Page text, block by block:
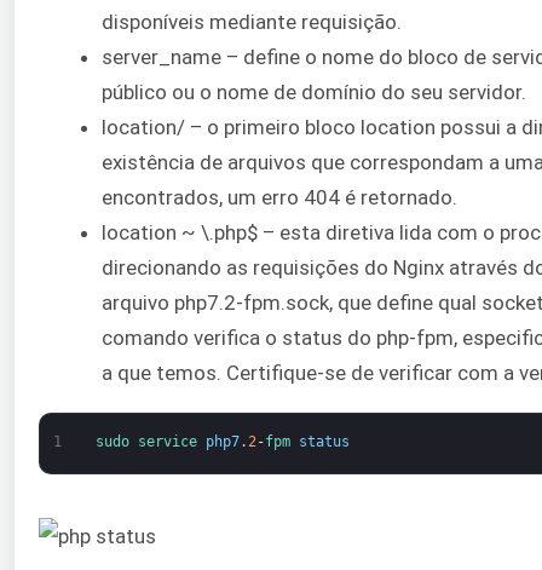
disponíveis mediante requisição.
server_name – define o nome do bloco de
público ou o nome de domínio do seu servidor.
location/ – o primeiro bloco location possui a
existência de arquivos que correspondam a
encontrados, um erro 404 é retornado.
location ~ \.php$ – esta diretiva lida com o
direcionando as requisições do Nginx através
arquivo php7.2-fpm.sock, que define qual
comando verifica o status do php-fpm,
a que temos. Certifique-se de verificar com a
1 sudo service php7.2-fpm status